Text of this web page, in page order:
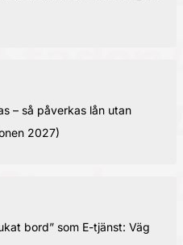
– så påverkas lån utan
2027)
bord” som E-tjänst: Väg